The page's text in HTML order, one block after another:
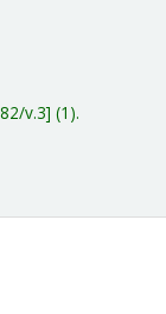
v.3 (1).